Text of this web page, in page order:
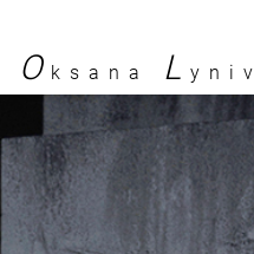
O ksana L yniv